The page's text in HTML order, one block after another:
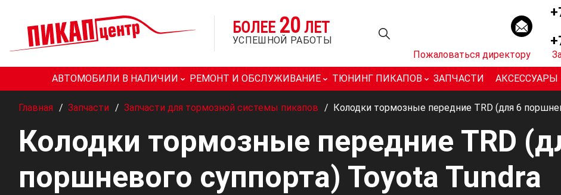
БОЛЕЕ 20 ЛЕТ
УСПЕШНОЙ РАБОТЫ
Пожаловаться директору
АВТОМОБИЛИ В НАЛИЧИИ РЕМОНТ И ОБСЛУЖИВАНИЕ ТЮНИНГ ПИКАПОВ ЗАПЧАСТИ АКСЕССУАРЫ
Главная / Запчасти / Запчасти для тормозной системы пикапов / Колодки тормозные передние TRD (для 6
Колодки тормозные передние TRD
поршневого суппорта) Toyota Tundra